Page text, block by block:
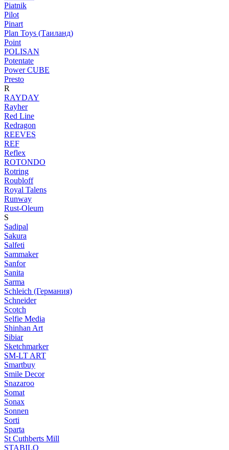
Piatnik
Pilot
Pinart
Plan Toys (Таиланд)
Point
POLISAN
Potentate
Power CUBE
Presto
R
RAYDAY
Rayher
Red Line
Redragon
REEVES
REF
Reflex
ROTONDO
Rotring
Roubloff
Royal Talens
Runway
Rust-Oleum
S
Sadipal
Sakura
Salfeti
Sammaker
Sanfor
Sanita
Sarma
Schleich (Германия)
Schneider
Scotch
Selfie Media
Shinhan Art
Sibiar
Sketchmarker
SM-LT ART
Smartbuy
Smile Decor
Snazaroo
Somat
Sonax
Sonnen
Sorti
Sparta
St Cuthberts Mill
STABILO